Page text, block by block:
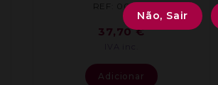
REF: 004251
37,70€
Adicionar
Não, Sair